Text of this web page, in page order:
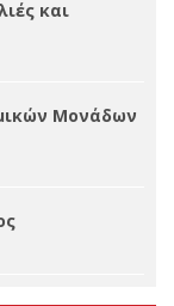
αγορά της
και
Μονάδων